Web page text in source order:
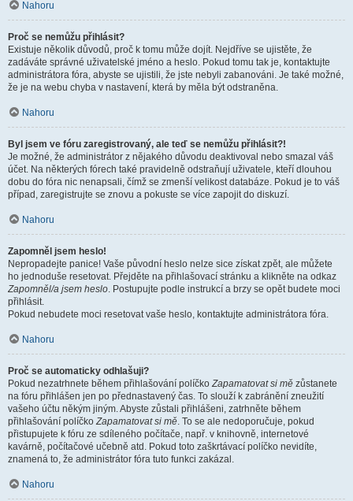
Nahoru
Proč se nemůžu přihlásit?
Existuje několik důvodů, proč k tomu může dojít. Nejdříve se ujistěte, že
zadáváte správné uživatelské jméno a heslo. Pokud tomu tak je, kontaktujte
administrátora fóra, abyste se ujistili, že jste nebyli zabanováni. Je také možné,
že je na webu chyba v nastavení, která by měla být odstraněna.
Nahoru
Byl jsem ve fóru zaregistrovaný, ale teď se nemůžu přihlásit?!
Je možné, že administrátor z nějakého důvodu deaktivoval nebo smazal váš
účet. Na některých fórech také pravidelně odstraňují uživatele, kteří dlouhou
dobu do fóra nic nenapsali, čímž se zmenší velikost databáze. Pokud je to váš
případ, zaregistrujte se znovu a pokuste se více zapojit do diskuzí.
Nahoru
Zapomněl jsem heslo!
Nepropadejte panice! Vaše původní heslo nelze sice získat zpět, ale můžete
ho jednoduše resetovat. Přejděte na přihlašovací stránku a klikněte na odkaz
Zapomněl/a jsem heslo. Postupujte podle instrukcí a brzy se opět budete moci
přihlásit.
Pokud nebudete moci resetovat vaše heslo, kontaktujte administrátora fóra.
Nahoru
Proč se automaticky odhlašuji?
Pokud nezatrhnete během přihlašování políčkoZapamatovat si mě zůstanete
na fóru přihlášen jen po přednastavený čas. To slouží k zabránění zneužití
vašeho účtu někým jiným. Abyste zůstali přihlášeni, zatrhněte během
přihlašování políčkoZapamatovat si mě. To se ale nedoporučuje, pokud
přistupujete k fóru ze sdíleného počítače, např. v knihovně, internetové
kavárně, počítačové učebně atd. Pokud toto zaškrtávací políčko nevidíte,
znamená to, že administrátor fóra tuto funkci zakázal.
Nahoru